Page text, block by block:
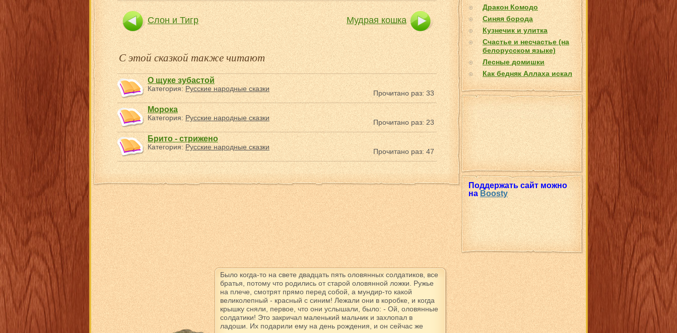
Дракон Комодо
Синяя борода
Кузнечик и улитка
Счастье и несчастье (на
белорусском языке)
Лесные домишки
Как бедняк Аллаха искал
Поддержать сайт можно
наBoosty
Слон и Тигр Мудрая кошка
С этой сказкой также читают
О щуке зубастой
Категория:Русские народные сказки
Прочитано раз: 33
Морока
Категория: Русские народные сказки
Прочитано раз: 23
Брито - стрижено
Категория:Русские народные сказки
Прочитано раз: 47
Было когда-то на свете двадцать пять оловянных солдатиков, все
братья, потому что родились от старой оловянной ложки. Ружье
на плече, смотрят прямо перед собой, а мундир-то какой
великолепный - красный с синим! Лежали они в коробке, и когда
крышку сняли, первое, что они услышали, было: - Ой, оловянные
солдатики! Это закричал маленький мальчик и захлопал в
ладоши. Их подарили ему на день рождения, и он сейчас же